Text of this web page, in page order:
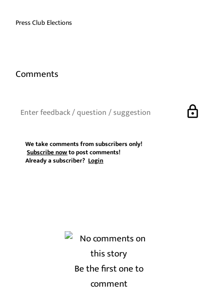
Press Club Elections
Comments
lock
We take comments from subscribers only!
Subscribe nowto post comments!
Already a subscriber?Login
Be the first one to
comment